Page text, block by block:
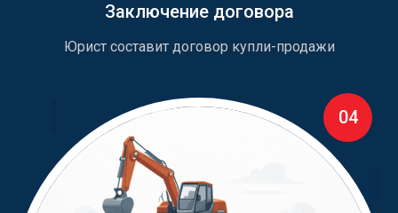
Заключение договора
Юрист составит договор купли-продажи
04